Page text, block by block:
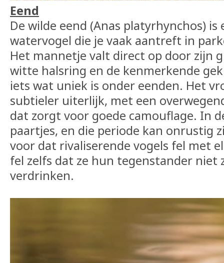
Eend
De wilde eend (Anas platyrhynchos)
watervogel die je vaak aantreft in
Het mannetje valt direct op door zijn
witte halsring en de kenmerkende
iets wat uniek is onder eenden. Het
subtieler uiterlijk, met een
dat zorgt voor goede camouflage. In
paartjes, en die periode kan onrustig
voor dat rivaliserende vogels fel met
fel zelfs dat ze hun tegenstander niet
verdrinken.